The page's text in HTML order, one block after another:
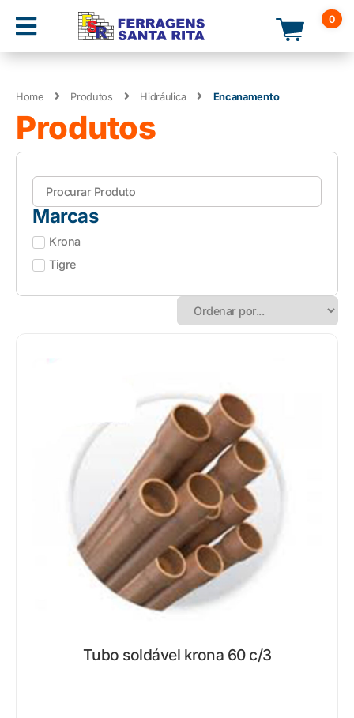
0
Home Produtos Hidráulica Encanamento
Produtos
Marcas
Krona
Tigre
Tubo soldável krona 60 c/3